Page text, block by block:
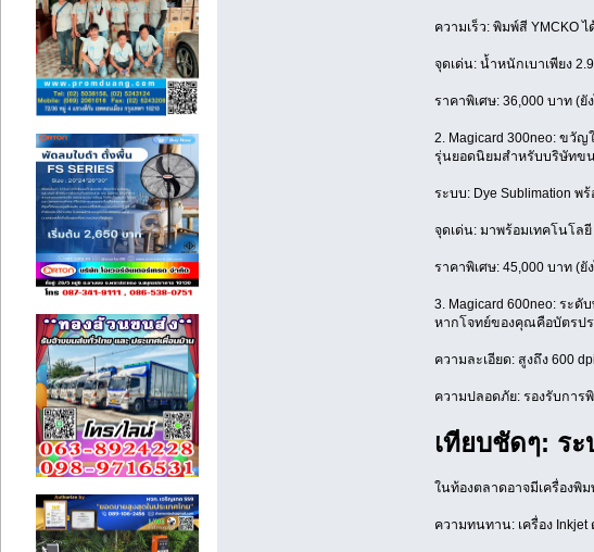
ความเร็ว: พิมพ์สี YMCKO
จุดเด่น: น้ำหนักเบาเพียง
ราคาพิเศษ: 36,000 บาท (ยั
2. Magicard 300neo: ขวั
รุ่นยอดนิยมสำหรับบริษัทข
ระบบ: Dye Sublimation
จุดเด่น: มาพร้อมเทคโนโล
ราคาพิเศษ: 45,000 บาท (ยั
3. Magicard 600neo: ระดั
หากโจทย์ของคุณคือบัตรปร
ความละเอียด: สูงถึง 600
ความปลอดภัย: รองรับการ
เทียบชัดๆ: ร
ในท้องตลาดอาจมีเครื่องพิ
ความทนทาน: เครื่อง